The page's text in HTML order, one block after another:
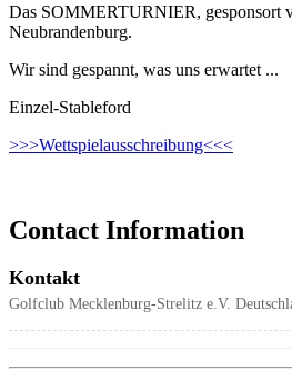
Das SOMMERTURNIER, gesponsort
Neubrandenburg.
Wir sind gespannt, was uns erwartet ...
Einzel-Stableford
>>>Wettspielausschreibung<<<
Contact Information
Kontakt
Golfclub Mecklenburg-Strelitz e.V.